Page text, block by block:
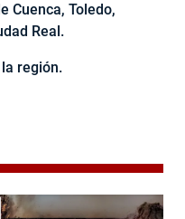
Cuenca, Toledo,
Real.
región.